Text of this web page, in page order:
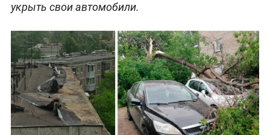
укрыть свои автомобили.